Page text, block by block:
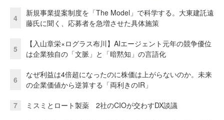
4
新規事業提案制度を「The Model」で科学する。大東建託遠
藤氏に聞く、応募者を急増させた具体施策
5
【入山章栄×ログラス布川】AIエージェント元年の競争優位
は企業独自の「文脈」と「暗黙知」の言語化
6
なぜ利益は4倍超になったのに株価は上がらないのか。未来
の企業価値から逆算する「両利きのIR」
7 ミスミとロート製薬 2社のCIOが交わすDX談議